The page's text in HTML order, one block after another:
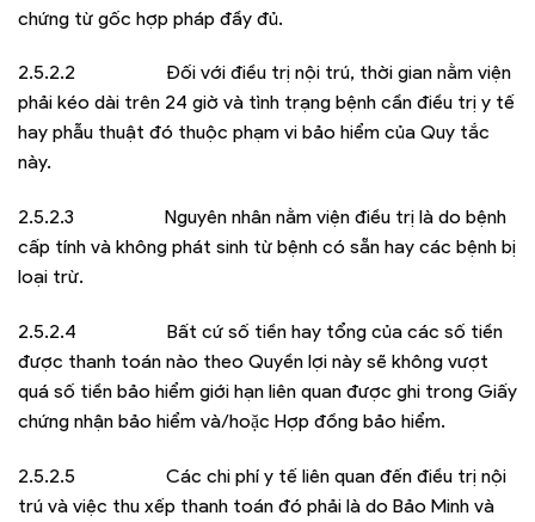
chứng từ gốc hợp pháp đầy đủ.
2.5.2.2 Đối với điều trị nội trú, thời gian nằm viện
phải kéo dài trên 24 giờ và tình trạng bệnh cần điều trị y tế
hay phẫu thuật đó thuộc phạm vi bảo hiểm của Quy tắc
này.
2.5.2.3 Nguyên nhân nằm viện điều trị là do bệnh
cấp tính và không phát sinh từ bệnh có sẵn hay các bệnh bị
loại trừ.
2.5.2.4 Bất cứ số tiền hay tổng của các số tiền
được thanh toán nào theo Quyền lợi này sẽ không vượt
quá số tiền bảo hiểm giới hạn liên quan được ghi trong Giấy
chứng nhận bảo hiểm và/hoặc Hợp đồng bảo hiểm.
2.5.2.5 Các chi phí y tế liên quan đến điều trị nội
trú và việc thu xếp thanh toán đó phải là do Bảo Minh và